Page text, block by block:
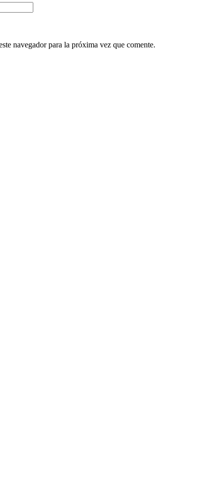
navegador para la próxima vez que comente.